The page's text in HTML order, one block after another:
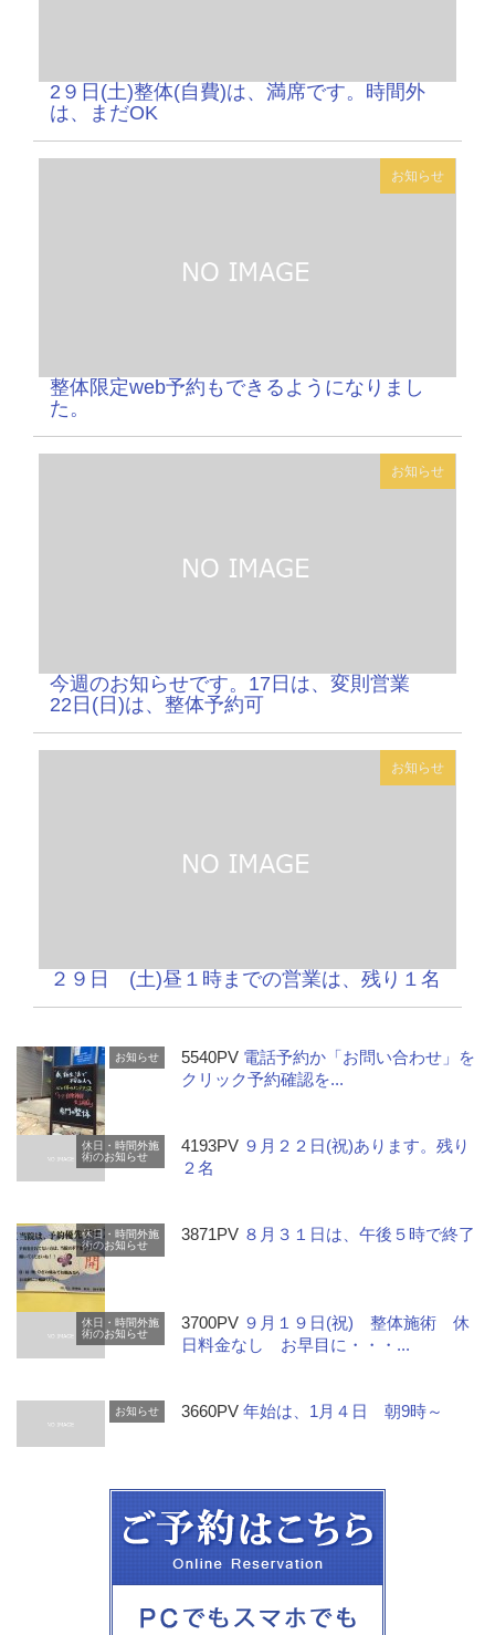
2９日(土)整体(自費)は、満席です。時間外
は、まだOK
お知らせ
整体限定web予約もできるようになりまし
た。
お知らせ
今週のお知らせです。17日は、変則営業
22日(日)は、整体予約可
お知らせ
２９日 (土)昼１時までの営業は、残り１名
お知らせ 5540PV 電話予約か「お問い合わせ」を
クリック予約確認を...
休日・時間外施
術のお知らせ
4193PV ９月２２日(祝)あります。残り
２名
休日・時間外施
術のお知らせ
3871PV ８月３１日は、午後５時で終了
休日・時間外施
術のお知らせ
3700PV ９月１９日(祝) 整体施術 休
日料金なし お早目に・・・...
お知らせ 3660PV年始は、1月４日 朝9時～